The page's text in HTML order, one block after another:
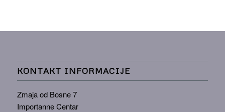
KONTAKT INFORMACIJE
Zmaja od Bosne 7
Importanne Centar